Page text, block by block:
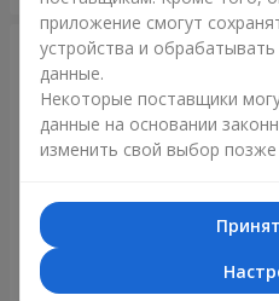
Букет "Нежная любовь"
приложение смогут
устройства и
данные.
Некоторые поставщики
данные на основании
изменить свой выбор